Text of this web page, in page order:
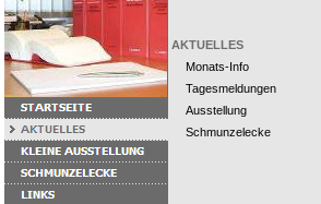
AKTUELLES
Monats-Info
Tagesmeldungen
Ausstellung
Schmunzelecke